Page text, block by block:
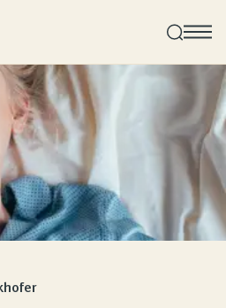
im Store oder online!